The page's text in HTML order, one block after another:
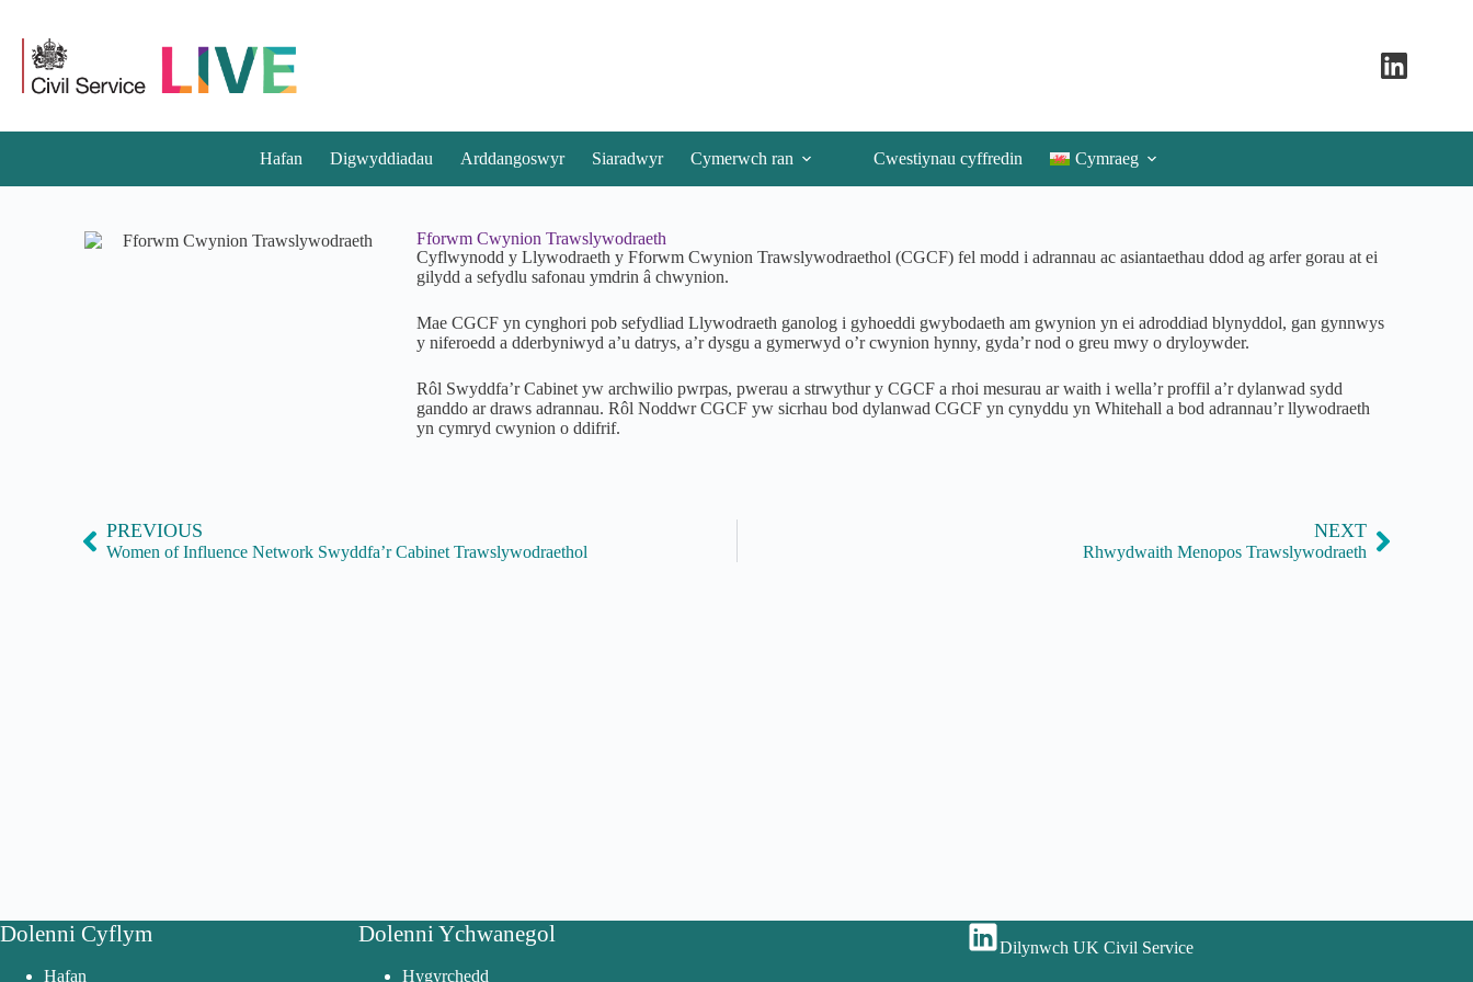
Hafan Digwyddiadau Arddangoswyr Siaradwyr Cymerwch ran Cwestiynau cyffredin Cymraeg
Fforwm Cwynion Trawslywodraeth
Cyflwynodd y Llywodraeth y Fforwm Cwynion Trawslywodraethol (CGCF) fel modd i adrannau ac asiantaethau ddod ag arfer gorau at ei
gilydd a sefydlu safonau ymdrin â chwynion.
Mae CGCF yn cynghori pob sefydliad Llywodraeth ganolog i gyhoeddi gwybodaeth am gwynion yn ei adroddiad blynyddol, gan gynnwys
y niferoedd a dderbyniwyd a’u datrys, a’r dysgu a gymerwyd o’r cwynion hynny, gyda’r nod o greu mwy o dryloywder.
Rôl Swyddfa’r Cabinet yw archwilio pwrpas, pwerau a strwythur y CGCF a rhoi mesurau ar waith i wella’r proffil a’r dylanwad sydd
ganddo ar draws adrannau. Rôl Noddwr CGCF yw sicrhau bod dylanwad CGCF yn cynyddu yn Whitehall a bod adrannau’r llywodraeth
yn cymryd cwynion o ddifrif.
PREVIOUS
Women of Influence Network Swyddfa’r Cabinet Trawslywodraethol
NEXT
Rhwydwaith Menopos Trawslywodraeth
Dolenni Cyflym
Hafan
Dolenni Ychwanegol
Hygyrchedd
Dilynwch UK Civil Service